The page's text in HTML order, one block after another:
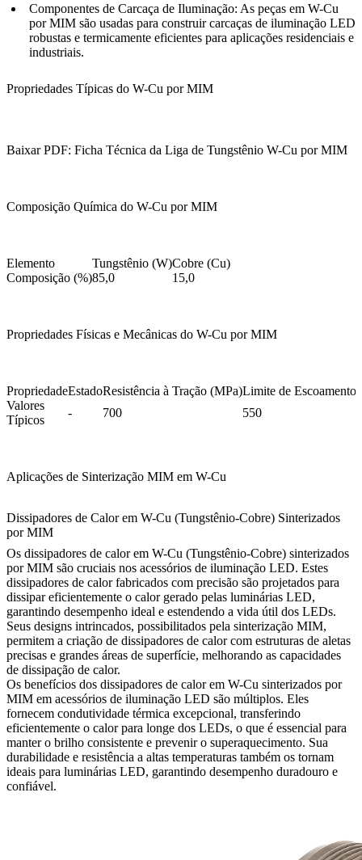
Componentes de Carcaça de Iluminação: As peças em W-Cu
por MIM são usadas para construir carcaças de iluminação LED
robustas e termicamente eficientes para aplicações residenciais e
industriais.
Propriedades Típicas do W-Cu por MIM
Baixar PDF: Ficha Técnica da Liga de Tungstênio W-Cu por MIM
Composição Química do W-Cu por MIM
Elemento Tungstênio (W)Cobre (Cu)
Composição (%)85,0 15,0
Propriedades Físicas e Mecânicas do W-Cu por MIM
PropriedadeEstadoResistência à Tração (MPa)Limite de Escoamento
Valores
Típicos
- 700 550
Aplicações de Sinterização MIM em W-Cu
Dissipadores de Calor em W-Cu (Tungstênio-Cobre) Sinterizados
por MIM
Os dissipadores de calor em W-Cu (Tungstênio-Cobre) sinterizados
por MIM são cruciais nos acessórios de iluminação LED. Estes
dissipadores de calor fabricados com precisão são projetados para
dissipar eficientemente o calor gerado pelas luminárias LED,
garantindo desempenho ideal e estendendo a vida útil dos LEDs.
Seus designs intrincados, possibilitados pela sinterização MIM,
permitem a criação de dissipadores de calor com estruturas de aletas
precisas e grandes áreas de superfície, melhorando as capacidades
de dissipação de calor.
Os benefícios dos dissipadores de calor em W-Cu sinterizados por
MIM em acessórios de iluminação LED são múltiplos. Eles
fornecem condutividade térmica excepcional, transferindo
eficientemente o calor para longe dos LEDs, o que é essencial para
manter o brilho consistente e prevenir o superaquecimento. Sua
durabilidade e resistência a altas temperaturas também os tornam
ideais para luminárias LED, garantindo desempenho duradouro e
confiável.